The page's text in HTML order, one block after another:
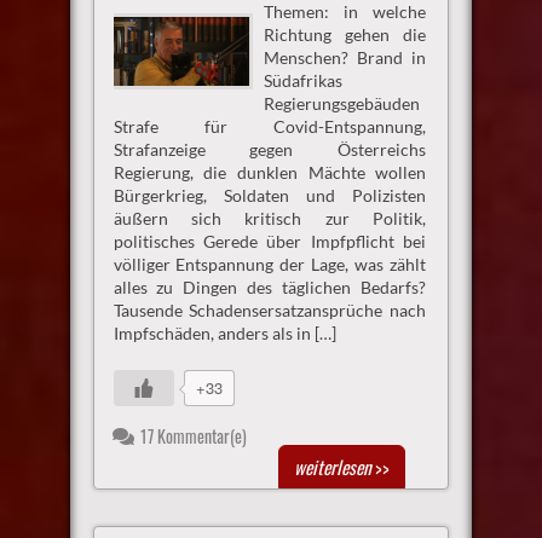
Themen: in welche
Richtung gehen die
Menschen? Brand in
Südafrikas
Regierungsgebäuden
Strafe für Covid-Entspannung,
Strafanzeige gegen Österreichs
Regierung, die dunklen Mächte wollen
Bürgerkrieg, Soldaten und Polizisten
äußern sich kritisch zur Politik,
politisches Gerede über Impfpflicht bei
völliger Entspannung der Lage, was zählt
alles zu Dingen des täglichen Bedarfs?
Tausende Schadensersatzansprüche nach
Impfschäden, anders als in […]
+33
17 Kommentar(e)
weiterlesen>>